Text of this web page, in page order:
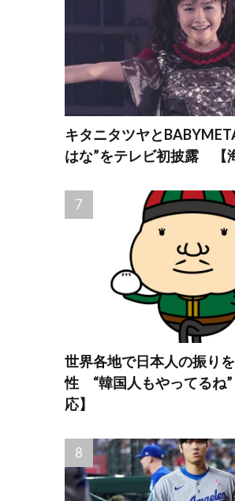
キタニタツヤと
はな”をテレビ初披露 【
世界各地で日本人の振り
性 “韓国人もやってるね
応】